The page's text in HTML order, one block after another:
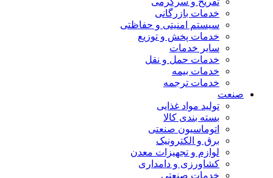
خدمات بازرگانی
سیستم امنیتی و حفاظتی
خدمات پخش و توزیع
سایر خدمات
خدمات حمل و نقل
خدمات بیمه
خدمات ترجمه
صنعت
تولید مواد غذایی
بسته بندی کالا
اتوماسیون صنعتی
برق و الکترونیک
لوازم و تجهیزات معدن
کشاورزی و دامداری
خدمات صنعتی